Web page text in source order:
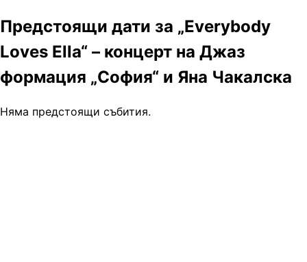
Предстоящи дати за „Everybody
Loves Ella“ – концерт на Джаз
формация „София“ и Яна Чакалска
Няма предстоящи събития.